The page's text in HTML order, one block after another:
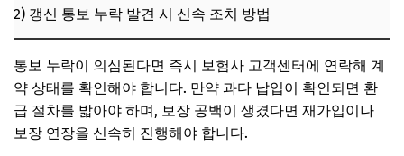
2) 갱신 통보 누락 발견 시 신속 조치 방법
통보 누락이 의심된다면 즉시 보험사 고객센터에 연락해 계
약 상태를 확인해야 합니다. 만약 과다 납입이 확인되면 환
급 절차를 밟아야 하며, 보장 공백이 생겼다면 재가입이나
보장 연장을 신속히 진행해야 합니다.